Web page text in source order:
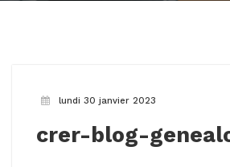
lundi 30 janvier 2023
crer-blog-